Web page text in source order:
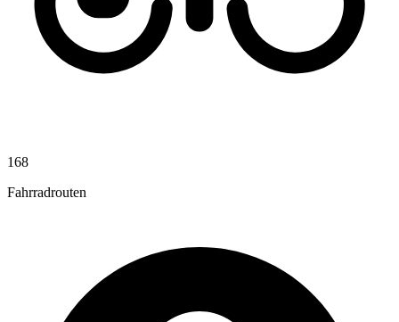
168
Fahrradrouten